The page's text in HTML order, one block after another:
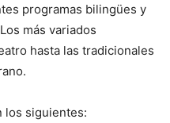
programas bilingües y
más variados
hasta las tradicionales
los siguientes: